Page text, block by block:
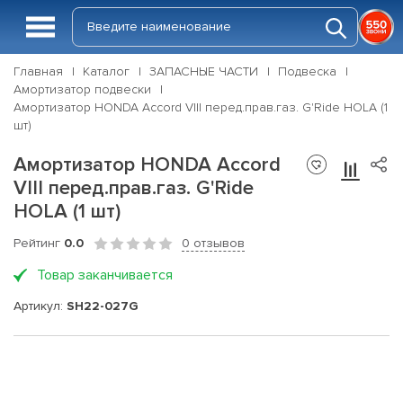
Главная Каталог ЗАПАСНЫЕ ЧАСТИ
Подвеска
Амортизатор подвески
Амортизатор HONDA Accord VIII перед.прав.газ. G'Ride HOLA (1
шт)
Амортизатор HONDA Accord
VIII перед.прав.газ. G'Ride
HOLA (1 шт)
Рейтинг 0.0 0 отзывов
Товар заканчивается
Артикул: SH22-027G